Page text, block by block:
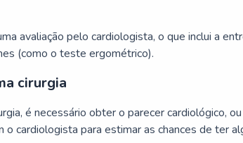
avaliação pelo cardiologista, o que inclui a
(como o teste ergométrico).
cirurgia
é necessário obter o parecer cardiológico,
o cardiologista para estimar as chances de ter